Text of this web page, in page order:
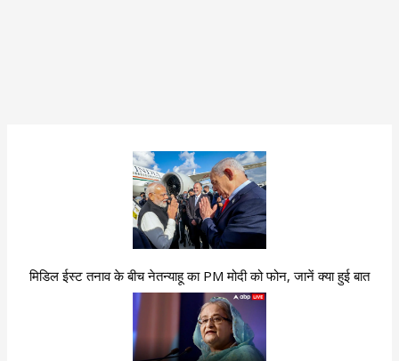
मिडिल ईस्ट तनाव के बीच नेतन्याहू का PM मोदी को फोन, जानें क्या हुई बात